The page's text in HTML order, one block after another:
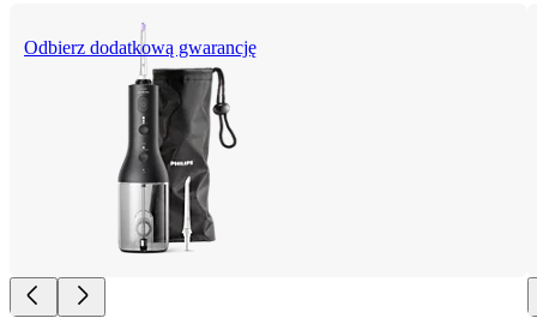
Odbierz dodatkową gwarancję